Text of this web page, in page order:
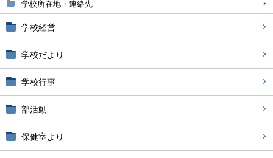
学校所在地・連絡先
学校経営
学校だより
学校行事
部活動
保健室より